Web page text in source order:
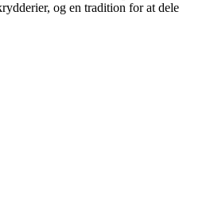
og en tradition for at dele